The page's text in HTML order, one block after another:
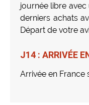
journée libre
derniers achats
Départ de votre
J14 : ARRIVÉE
Arrivée en France